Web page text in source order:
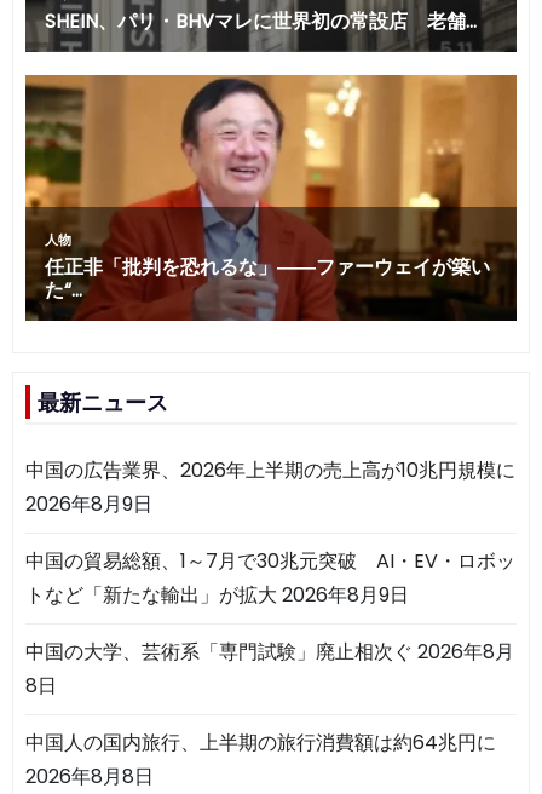
最新ニュース
中国の広告業界、2026年上半期の売上高が10兆円規模に
2026年8月9日
中国の貿易総額、1～7月で30兆元突破 AI・EV・ロボッ
トなど「新たな輸出」が拡大 2026年8月9日
中国の大学、芸術系「専門試験」廃止相次ぐ 2026年8月
8日
中国人の国内旅行、上半期の旅行消費額は約64兆円に
2026年8月8日